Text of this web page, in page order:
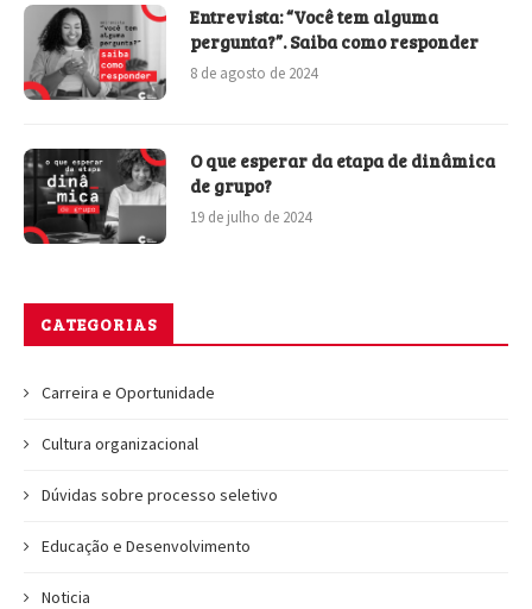
Entrevista: “Você tem alguma
pergunta?”. Saiba como responder
8 de agosto de 2024
O que esperar da etapa de dinâmica
de grupo?
19 de julho de 2024
CATEGORIAS
Carreira e Oportunidade
Cultura organizacional
Dúvidas sobre processo seletivo
Educação e Desenvolvimento
Noticia